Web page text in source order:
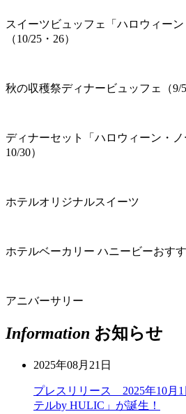
スイーツビュッフェ「ハロウィーン
（10/25・26）
秋の収穫祭ディナービュッフェ（9/5
ディナーセット「ハロウィーン・
10/30）
ホテルオリジナルスイーツ
ホテルベーカリー ハニービーおす
アニバーサリー
Information お知らせ
2025年08月21日
プレスリリース 2025年10月
テルby HULIC」が誕生！